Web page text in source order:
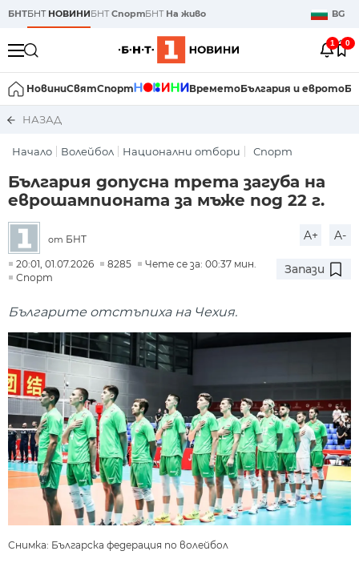
БНТБНТ НОВИНИБНТСпортБНТ На живо BG
1 0
НовиниСвятСпорт ВреметоБългария и еврото
НАЗАД
Начало Волейбол Национални отбори Спорт
България допусна трета загуба на
еврошампионата за мъже под 22 г.
от БНТ A+ A-
20:01, 01.07.2026 8285
Чете се за: 00:37 мин.
Спорт
Запази
Българите отстъпиха на Чехия.
Снимка: Българска федерация по волейбол